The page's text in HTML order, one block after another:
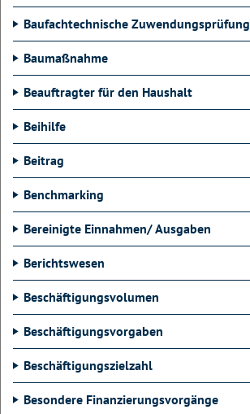
Baufachtechnische Zuwendungsprüfung
Baumaßnahme
Beauftragter für den Haushalt
Beihilfe
Beitrag
Benchmarking
Bereinigte Einnahmen/ Ausgaben
Berichtswesen
Beschäftigungsvolumen
Beschäftigungsvorgaben
Beschäftigungszielzahl
Besondere Finanzierungsvorgänge